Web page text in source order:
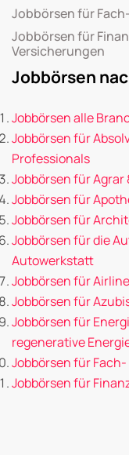
Jobbörsen für
Jobbörsen für
Versicherungen
Jobbörsen
Jobbörsen alle
Jobbörsen für
Professionals
Jobbörsen für
Jobbörsen für
Jobbörsen für
Jobbörsen für die
Autowerkstatt
Jobbörsen für
Jobbörsen für
Jobbörsen für
regenerative
Jobbörsen für
Jobbörsen für